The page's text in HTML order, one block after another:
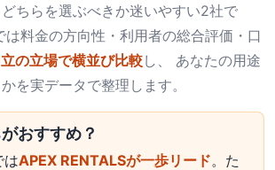
ちらを選ぶべきか迷いやすい2社で
料金の方向性・利用者の総合評価・口
の立場で横並び比較し、 あなたの用途
を実データで整理します。
おすすめ？
はAPEX RENTALSが一歩リード。た